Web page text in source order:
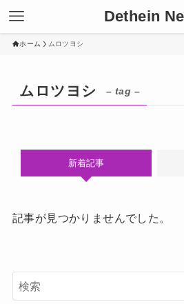
Dethein
ホーム ムロツヨシ
ムロツヨシ – tag –
新着記事
記事が見つかりませんでした。